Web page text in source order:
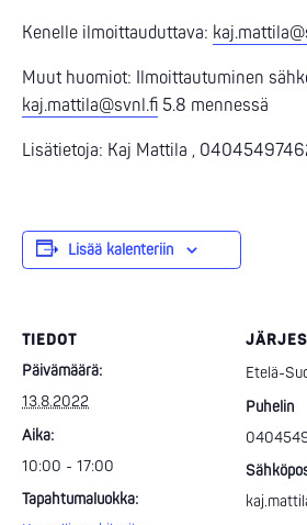
Kenelle ilmoittauduttava:
Muut huomiot: Ilmoittautuminen
kaj.mattila@svnl.fi 5.8 mennessä
Lisätietoja: Kaj Mattila ,
Lisää kalenteriin
TIEDOT
Päivämäärä:
13.8.2022
Aika:
10:00 - 17:00
Tapahtumaluokka:
Etelä-
Puhelin